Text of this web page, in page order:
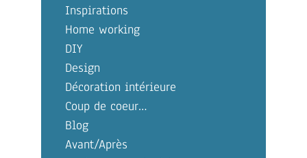
Inspirations
Home working
DIY
Design
Décoration intérieure
Coup de coeur…
Blog
Avant/Après